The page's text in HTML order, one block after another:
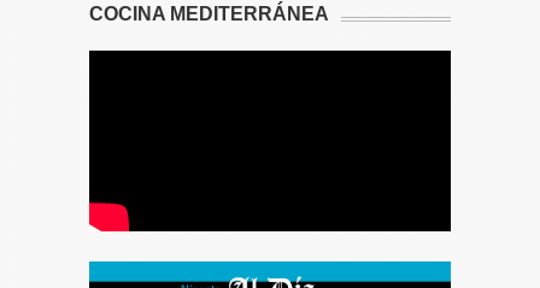
COCINA MEDITERRÁNEA